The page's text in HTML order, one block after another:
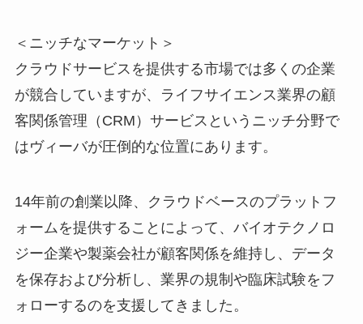
＜ニッチなマーケット＞
クラウドサービスを提供する市場では多くの企業
が競合していますが、ライフサイエンス業界の顧
客関係管理（CRM）サービスというニッチ分野で
はヴィーバが圧倒的な位置にあります。
14年前の創業以降、クラウドベースのプラットフ
ォームを提供することによって、バイオテクノロ
ジー企業や製薬会社が顧客関係を維持し、データ
を保存および分析し、業界の規制や臨床試験をフ
ォローするのを支援してきました。